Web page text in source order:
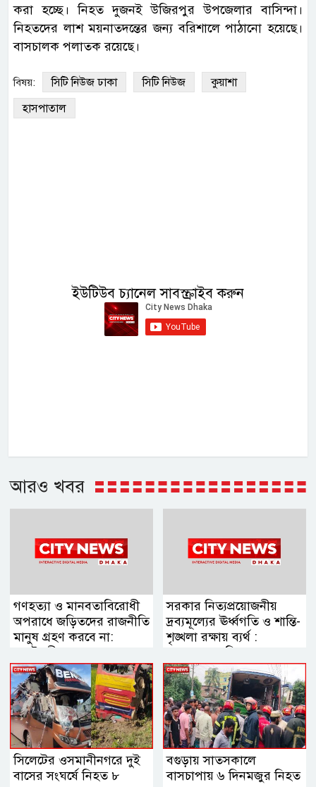
করা হচ্ছে। নিহত দুজনই উজিরপুর উপজেলার বাসিন্দা।
নিহতদের লাশ ময়নাতদন্তের জন্য বরিশালে পাঠানো হয়েছে।
বাসচালক পলাতক রয়েছে।
বিষয়: সিটি নিউজ ঢাকা সিটি নিউজ
কুয়াশা
হাসপাতাল
ইউটিউব চ্যানেল সাবস্ক্রাইব করুন
আরও খবর
গণহত্যা ও মানবতাবিরোধী
অপরাধে জড়িতদের রাজনীতি
মানুষ গ্রহণ করবে না:
স্বরাষ্ট্রমন্ত্রী
সরকার নিত্যপ্রয়োজনীয়
দ্রব্যমূল্যের ঊর্ধ্বগতি ও শান্তি-
শৃঙ্খলা রক্ষায় ব্যর্থ :
জামায়াত আমির
সিলেটের ওসমানীনগরে দুই
বাসের সংঘর্ষে নিহত ৮
বগুড়ায় সাতসকালে
বাসচাপায় ৬ দিনমজুর নিহত